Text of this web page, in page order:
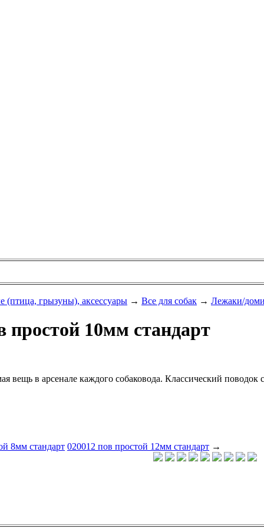
(птица, грызуны), аксессуары → Все для собак → Лежаки/
простой 10мм стандарт
вещь в арсенале каждого собаковода. Классический
8мм стандарт 020012 пов простой 12мм стандарт →